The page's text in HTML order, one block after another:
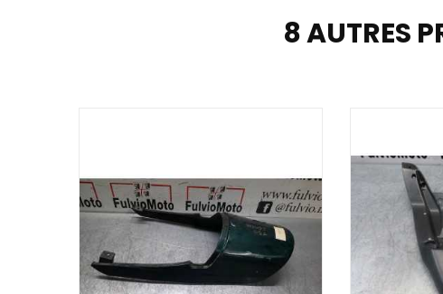
8 AUTRES